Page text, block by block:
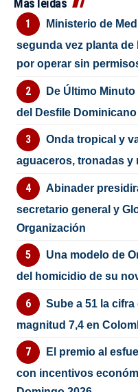
Más leídas
Ministerio de
segunda vez planta
por operar sin
De Último
del Desfile
Onda tropical y
aguaceros, tronadas y
Abinader
secretario general y
Organización
Una modelo de
del homicidio de su
Sube a 51 la
magnitud 7,4 en
El premio al
con incentivos